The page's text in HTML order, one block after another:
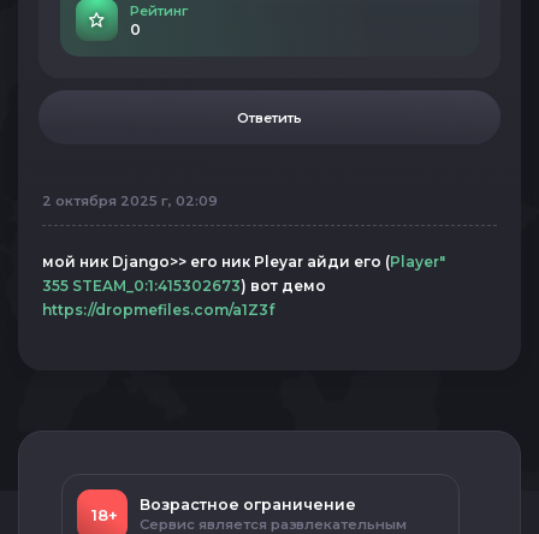
Рейтинг
0
Ответить
2 октября 2025 г, 02:09
мой ник Django>> его ник Pleyar айди его (Player"
355 STEAM_0:1:415302673) вот демо
https://dropmefiles.com/a1Z3f
18+
Возрастное ограничение
Сервис является развлекательным